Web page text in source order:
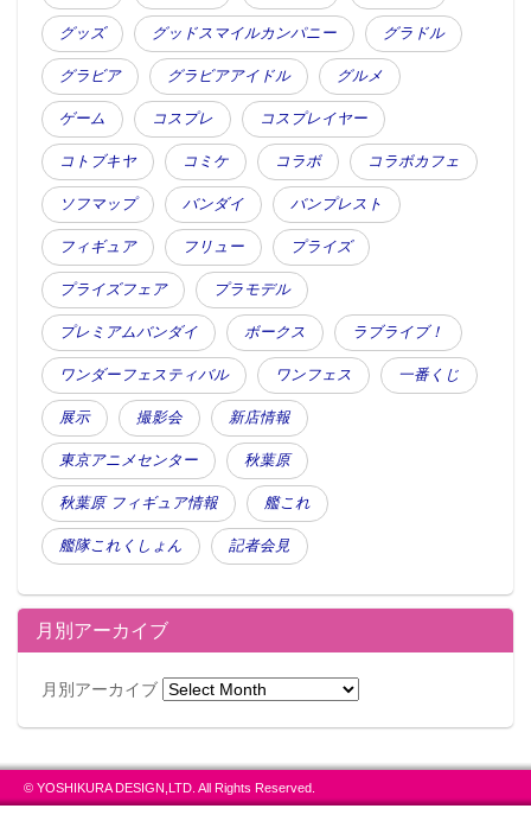
グッズ グッドスマイルカンパニー グラドル
グラビア グラビアアイドル グルメ
ゲーム コスプレ コスプレイヤー
コトブキヤ コミケ コラボ コラボカフェ
ソフマップ バンダイ バンプレスト
フィギュア フリュー プライズ
プライズフェア プラモデル
プレミアムバンダイ ボークス ラブライブ！
ワンダーフェスティバル ワンフェス 一番くじ
展示 撮影会 新店情報
東京アニメセンター 秋葉原
秋葉原 フィギュア情報 艦これ
艦隊これくしょん 記者会見
月別アーカイブ
月別アーカイブ
© YOSHIKURA DESIGN,LTD. All Rights Reserved.